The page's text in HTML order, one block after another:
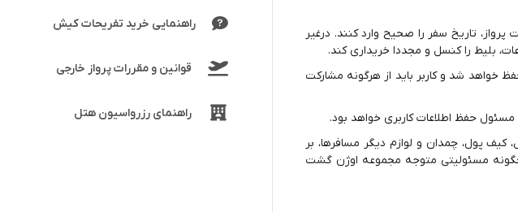
پرواز، تاریخ سفر را صحیح وارد کنند. درغیر
بلیط را کنسل و مجددا خریداری کند.
خواهد شد و کاربر باید از هرگونه مشارکت
حفظ اطلاعات کاربری خواهد بود.
کیف پول، چمدان و لوازم دیگر مسافرها، بر
مسئولیتی متوجه مجموعه اوژن گشت
راهنمایی خرید تفریحات کیش
قوانین و مقررات پرواز خارجی
راهنمای رزرواسیون هتل